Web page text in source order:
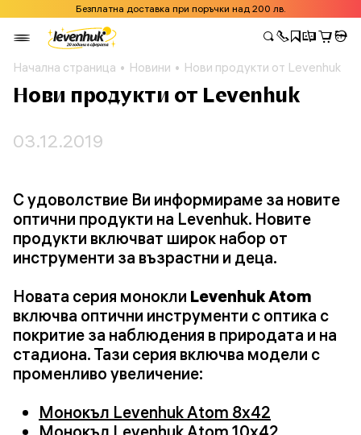
Безплатна доставка при поръчки над 200 лв.
Начална страница Новини Нови продукти от Levenhuk
Нови продукти от Levenhuk
03.12.2019
С удоволствие Ви информираме за новите
оптични продукти на Levenhuk. Новите
продукти включват широк набор от
инструменти за възрастни и деца.
Новата серия монокли Levenhuk Atom
включва оптични инструменти с оптика с
покритие за наблюдения в природата и на
стадиона. Тази серия включва модели с
променливо увеличение:
Монокъл Levenhuk Atom 8x42